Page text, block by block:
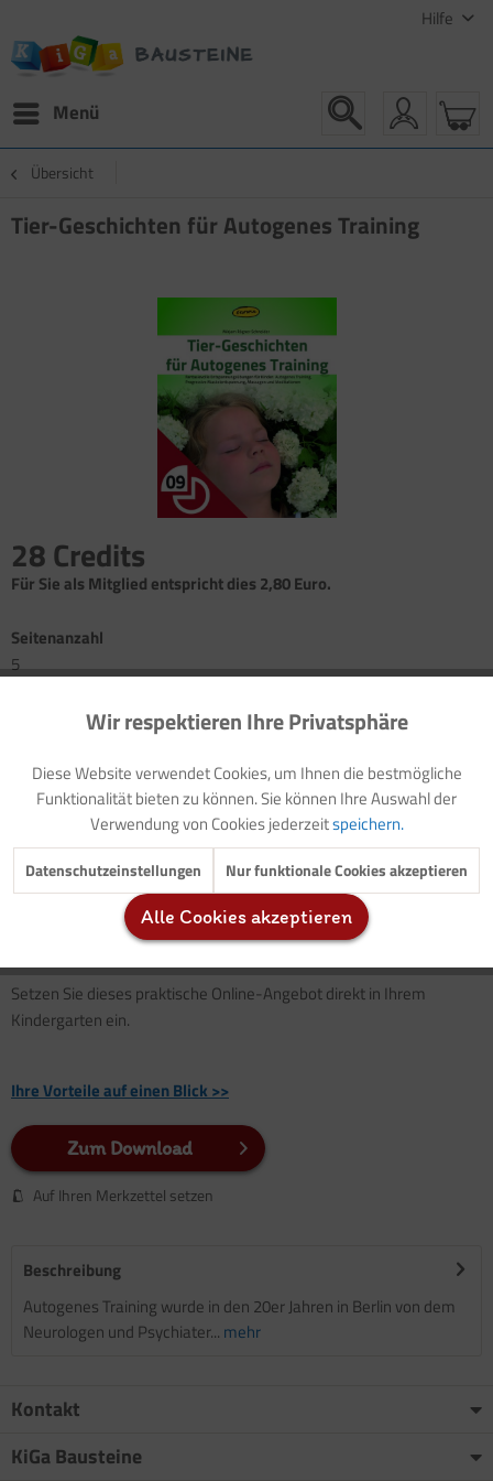
Hilfe
Menü
Übersicht
Tier-Geschichten für Autogenes Training
28 Credits
Für Sie als Mitglied entspricht dies 2,80 Euro.
Seitenanzahl
5
Einleitung: Miguel Maulwurf tief unter der Erde
Einleitung: Berta Blindschleiche beim Sonnenbaden
Autogenes Training: Berta, die Sonnenanbeterin
Der vorliegende Buchteil beinhaltetzwei Geschichten
Autogene Trainingausprobieren können.
Setzen Sie dieses praktische Online-Angebot direkt in Ihrem
Kindergarten ein.
Ihre Vorteile auf einen Blick >>
Zum Download
Auf Ihren Merkzettel setzen
Beschreibung
Autogenes Training wurde in den 20er Jahren in Berlin von dem
Neurologen und Psychiater... mehr
Kontakt
KiGa Bausteine
Funktionale Aktiv
Marketing Inaktiv
Tracking Inaktiv
Inaktiv
Wir respektieren Ihre Privatsphäre
Diese Website verwendet Cookies, um Ihnen die bestmögliche
Funktionalität bieten zu können. Sie können Ihre Auswahl der
Verwendung von Cookies jederzeitspeichern.
Datenschutzeinstellungen Nur funktionale Cookies akzeptieren
Alle Cookies akzeptieren